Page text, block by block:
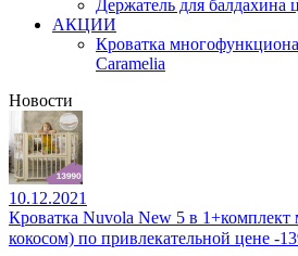
Держатель для балдахина
АКЦИИ
Кроватка
Caramelia
Новости
10.12.2021
Кроватка Nuvola New 5 в 1+комплект
кокосом) по привлекательной цене -